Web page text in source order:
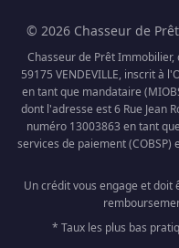
© 2026 Chasseur de
Chasseur de Prêt
59175 VENDEVILLE, inscrit à
en tant que mandataire
dont l'adresse est 6 Rue Jean
numéro 13003863 en tant
services de paiement
Un crédit vous engage et doit
* Taux les plus bas